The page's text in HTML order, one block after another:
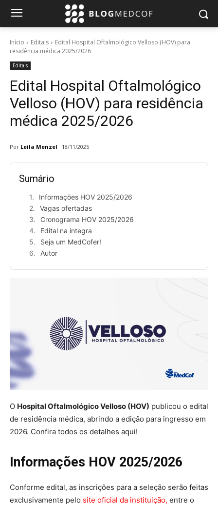
Início Editais
Edital Hospital Oftalmológico Velloso (HOV) para
residência médica 2025/2026
Editais
Edital Hospital Oftalmológico
Velloso (HOV) para residência
médica 2025/2026
Por Leila Menzel 18/11/2025
Sumário
Informações HOV 2025/2026
Vagas ofertadas
Cronograma HOV 2025/2026
Edital na íntegra
Seja um MedCofer!
Autor
O Hospital Oftalmológico Velloso (HOV) publicou o edital
de residência médica, abrindo a edição para ingresso em
2026. Confira todos os detalhes aqui!
Informações HOV 2025/2026
Conforme edital, as inscrições para a seleção serão feitas
exclusivamente pelo site oficial da instituição, entre o